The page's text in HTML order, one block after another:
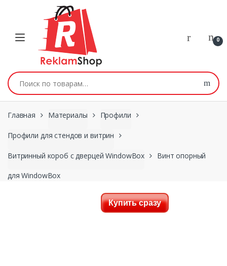
Перейти к навигации
0
Искать:
Главная Материалы Профили
Профили для стендов и витрин
Витринный короб с дверцей WindowBox Винт опорный
для WindowBox
Купить сразу